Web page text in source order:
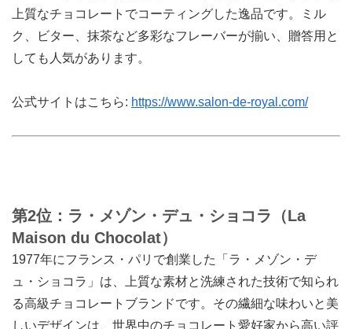
上質なチョコレートでコーティングした逸品です。ミル
ク、ビター、抹茶など多彩なフレーバーが揃い、贈答用と
しても人気があります。
公式サイトはこちら: https://www.salon-de-royal.com/
第2位：ラ・メゾン・デュ・ショコラ（La
Maison du Chocolat）
1977年にフランス・パリで創業した「ラ・メゾン・デ
ュ・ショコラ」は、上質な素材と洗練された技術で知られ
る高級チョコレートブランドです。その繊細な味わいと美
しいデザインは、世界中のチョコレート愛好家から高い評